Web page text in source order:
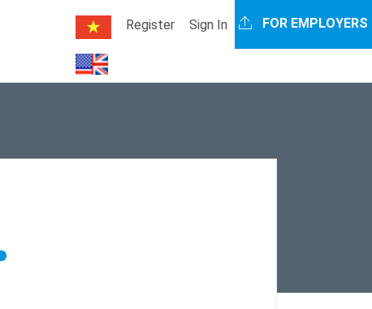
Register Sign In FOR EMPLOYERS